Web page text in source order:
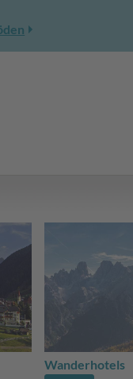
Wanderhotels